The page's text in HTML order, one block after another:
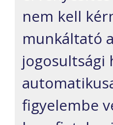
nem kell
munkáltató a
jogosultsági
figyelembe